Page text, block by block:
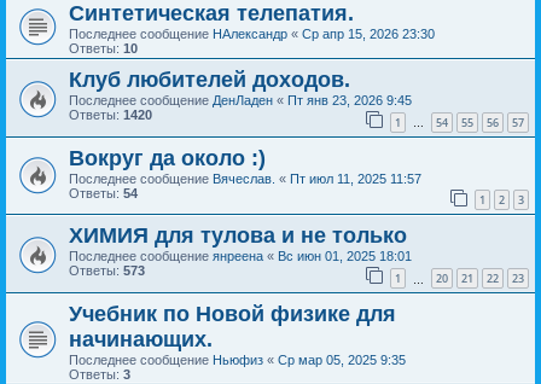
Синтетическая телепатия.
Последнее сообщение НАлександр « Ср апр 15, 2026 23:30
Ответы: 10
Клуб любителей доходов.
Последнее сообщение ДенЛаден « Пт янв 23, 2026 9:45
Ответы: 1420 1 … 54 55 56 57
Вокруг да около :)
Последнее сообщение Вячеслав. « Пт июл 11, 2025 11:57
Ответы: 54 1 2 3
ХИМИЯ для тулова и не только
Последнее сообщение янреена « Вс июн 01, 2025 18:01
Ответы: 573 1 20 21 22 23
Учебник по Новой физике для
начинающих.
Последнее сообщение Ньюфиз « Ср мар 05, 2025 9:35
Ответы: 3